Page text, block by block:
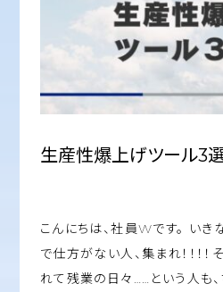
生産性爆上げツール3選
こんにちは、社員Wです。 いき
で仕方がない人、集まれ！！！！
れて残業の日々……という人も